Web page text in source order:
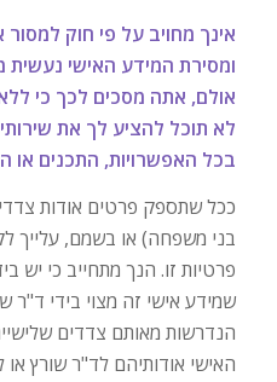
אינך מחויב על פי חוק
ומסירת המידע האישי
אולם, אתה מסכים לכך כי
לא תוכל להציע לך את
בכל האפשרויות, התכנים
ככל שתספק פרטים אודות
בני משפחה) או בשמם, עלייך
פרטיות זו. הנך מתחייב כי יש
שמידע אישי זה מצוי בידי ד"ר
הנדרשות מאותם צדדים
האישי אודותיהם לד"ר שורץ